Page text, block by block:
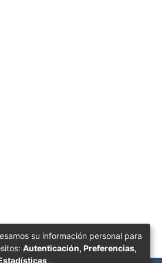
su información personal para
Autenticación, Preferencias,
.